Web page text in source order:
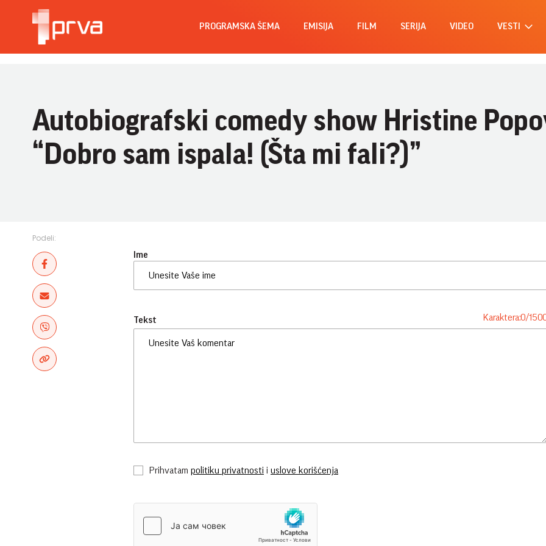
PROGRAMSKA ŠEMA EMISIJA FILM SERIJA VIDEO VESTI
Autobiografski comedy show Hristine
“Dobro sam ispala! (Šta mi fali?)”
Podeli:
Ime
Tekst Karaktera:0/
Prihvatam politiku privatnosti i uslove korišćenja